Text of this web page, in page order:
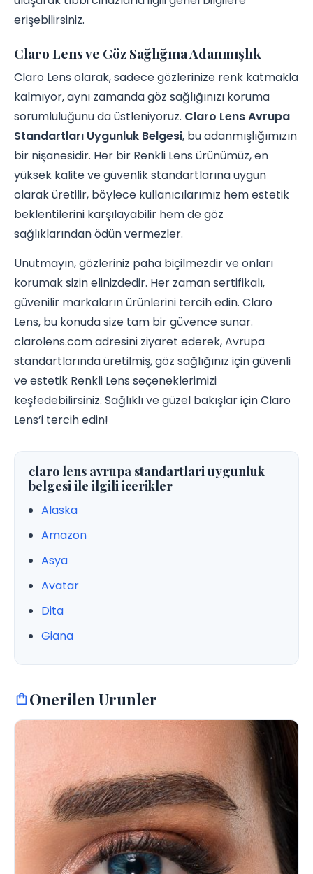
erişebilirsiniz.
Claro Lens ve Göz Sağlığına Adanmışlık
Claro Lens olarak, sadece gözlerinize renk katmakla
kalmıyor, aynı zamanda göz sağlığınızı koruma
sorumluluğunu da üstleniyoruz. Claro Lens Avrupa
Standartları Uygunluk Belgesi, bu adanmışlığımızın
bir nişanesidir. Her bir Renkli Lens ürünümüz, en
yüksek kalite ve güvenlik standartlarına uygun
olarak üretilir, böylece kullanıcılarımız hem estetik
beklentilerini karşılayabilir hem de göz
sağlıklarından ödün vermezler.
Unutmayın, gözleriniz paha biçilmezdir ve onları
korumak sizin elinizdedir. Her zaman sertifikalı,
güvenilir markaların ürünlerini tercih edin. Claro
Lens, bu konuda size tam bir güvence sunar.
clarolens.com adresini ziyaret ederek, Avrupa
standartlarında üretilmiş, göz sağlığınız için güvenli
ve estetik Renkli Lens seçeneklerimizi
keşfedebilirsiniz. Sağlıklı ve güzel bakışlar için Claro
Lens’i tercih edin!
claro lens avrupa standartlari uygunluk
belgesi ile ilgili icerikler
Alaska
Amazon
Asya
Avatar
Dita
Giana
Onerilen Urunler